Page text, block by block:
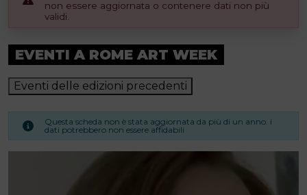
non essere aggiornata o contenere dati non più
validi.
EVENTI A ROME ART WEEK
Eventi delle edizioni precedenti
Questa scheda non è stata aggiornata da più di un anno. i
dati potrebbero non essere affidabili